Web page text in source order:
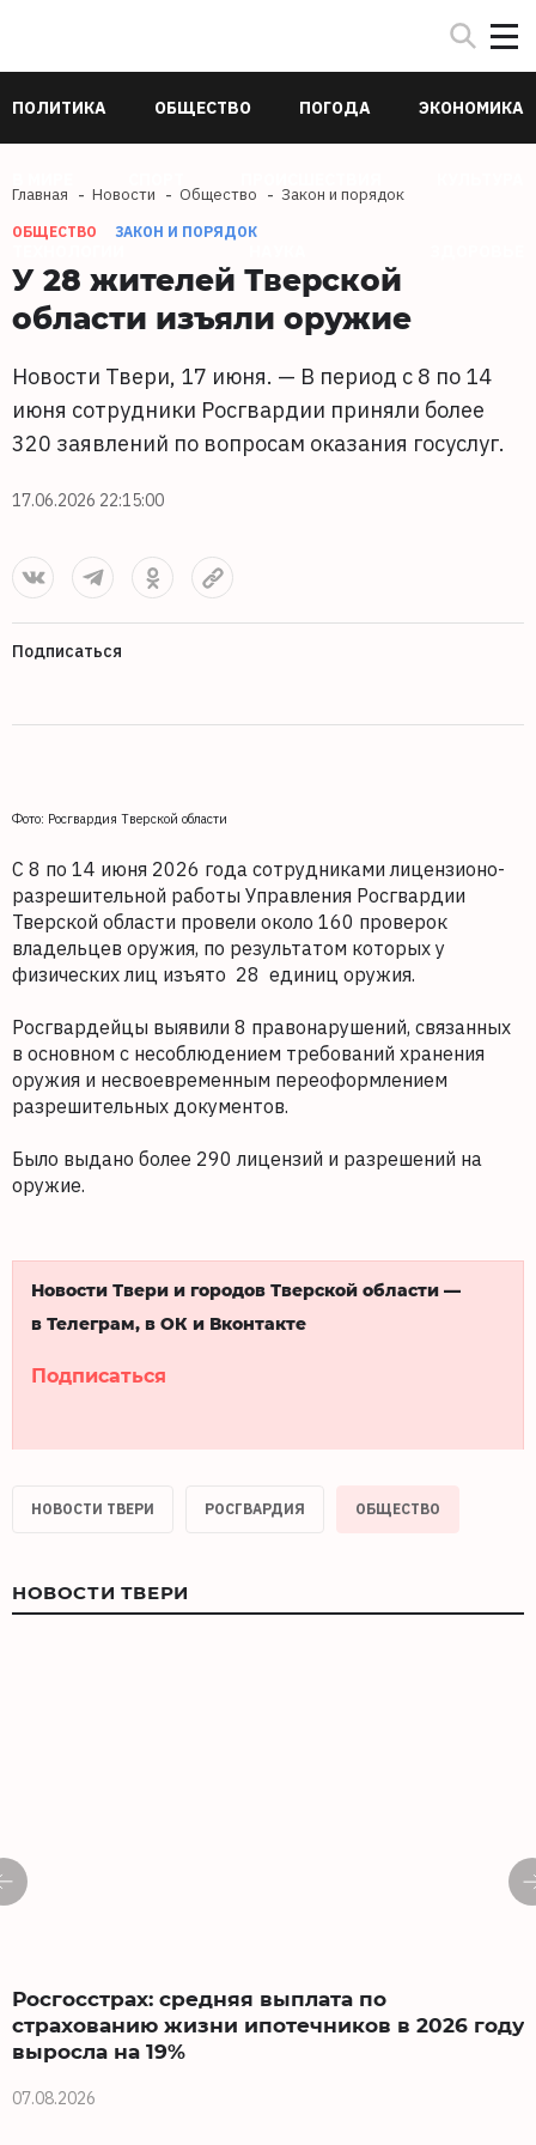
ПОЛИТИКА ОБЩЕСТВО ПОГОДА ЭКОНОМИКА
Главная Новости Общество Закон и порядок
ОБЩЕСТВО ЗАКОН И ПОРЯДОК
У 28 жителей Тверской
области изъяли оружие
Новости Твери, 17 июня. — В период с 8 по 14
июня сотрудники Росгвардии приняли болeе
320 заявлений по вопросам оказания госуслуг.
17.06.2026 22:15:00
Подписаться
Фото: Росгвардия Тверской области
С 8 по 14 июня 2026 года сотрудниками лицензионо-
разрешительной работы Управления Росгвардии
Тверской области провели около 160 проверок
владельцев оружия, по результатом которых у
физических лиц изъято 28 единиц оружия.
Росгвардейцы выявили 8 правонарушений, связанных
в основном с несоблюдением требований хранения
оружия и несвоевременным переоформлением
разрешительных документов.
Было выдано более 290 лицензий и разрешений на
оружие.
Новости Твери и городов Тверской области —
в Телеграм, в ОК и Вконтакте
Подписаться
НОВОСТИ ТВЕРИ РОСГВАРДИЯ ОБЩЕСТВО
НОВОСТИ ТВЕРИ
Росгосстрах: средняя выплата по
страхованию жизни ипотечников в 2026 году
выросла на 19%
07.08.2026